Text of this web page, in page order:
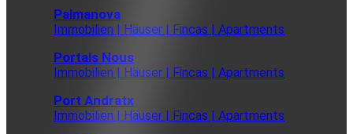
Palmanova
Immobilien | Häuser | Fincas | Apartments
Portals Nous
Immobilien | Häuser | Fincas | Apartments
Port Andratx
Immobilien | Häuser | Fincas | Apartments